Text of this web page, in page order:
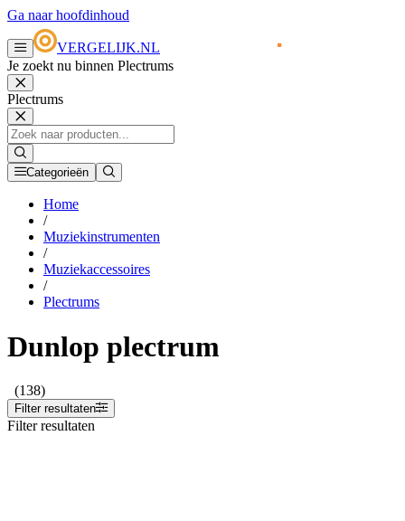
Ga naar hoofdinhoud
VERGELIJK.NL
Je zoekt nu binnen Plectrums
Plectrums
Categorieën
Home
/
Muziekinstrumenten
/
Muziekaccessoires
/
Plectrums
Dunlop plectrum
(138)
Filter resultaten
Filter resultaten